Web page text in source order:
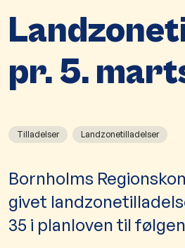
pr. 5.
Tilladelser Landzonetilladelser
Bornholms
givet
35 i planloven til